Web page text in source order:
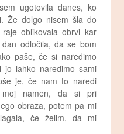
ugotovila danes, ko
Že dolgo nisem šla do
oblikovala obrvi kar
odločila, da se bom
paše, če si naredimo
lahko naredimo sami
je, če nam to naredi
namen, da si pri
obraza, potem pa mi
če želim, da mi